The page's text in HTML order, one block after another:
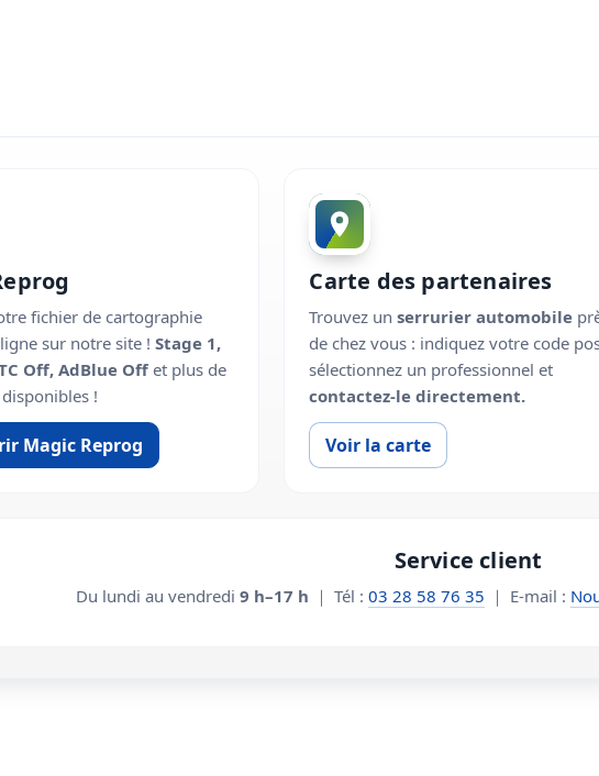
fichier de cartographie
sur notre site ! Stage 1,
Off, AdBlue Off et plus de
!
Magic Reprog
Carte des partenaires
Trouvez unserrurier automobile
de chez vous : indiquez votre code
sélectionnez un professionnel et
contactez-le directement.
Voir la carte
Service client
Du lundi au vendredi9 h–17 h ｜ Tél :03 28 58 76 35 ｜ E-mail :